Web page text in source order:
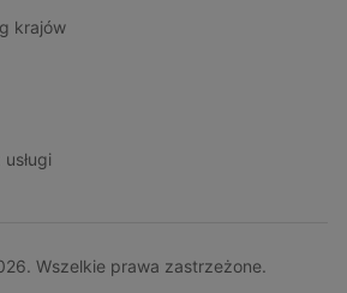
krajów
Wszelkie prawa zastrzeżone.